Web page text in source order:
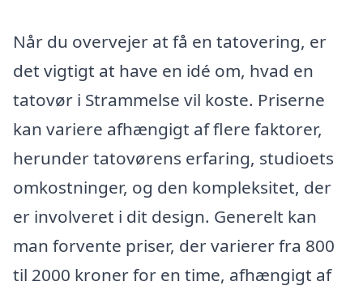
Når du overvejer at få en tatovering, er
det vigtigt at have en idé om, hvad en
tatovør i Strammelse vil koste. Priserne
kan variere afhængigt af flere faktorer,
herunder tatovørens erfaring, studioets
omkostninger, og den kompleksitet, der
er involveret i dit design. Generelt kan
man forvente priser, der varierer fra 800
til 2000 kroner for en time, afhængigt af